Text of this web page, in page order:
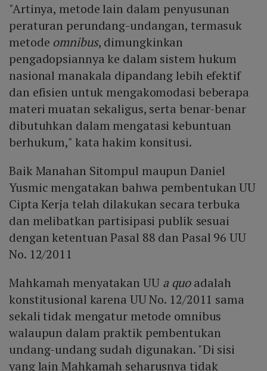
"Artinya, metode lain dalam penyusunan
peraturan perundang-undangan, termasuk
metode omnibus, dimungkinkan
pengadopsiannya ke dalam sistem hukum
nasional manakala dipandang lebih efektif
dan efisien untuk mengakomodasi beberapa
materi muatan sekaligus, serta benar-benar
dibutuhkan dalam mengatasi kebuntuan
berhukum," kata hakim konsitusi.
Baik Manahan Sitompul maupun Daniel
Yusmic mengatakan bahwa pembentukan UU
Cipta Kerja telah dilakukan secara terbuka
dan melibatkan partisipasi publik sesuai
dengan ketentuan Pasal 88 dan Pasal 96 UU
No. 12/2011
Mahkamah menyatakan UU a quoadalah
konstitusional karena UU No. 12/2011 sama
sekali tidak mengatur metode omnibus
walaupun dalam praktik pembentukan
undang-undang sudah digunakan. "Di sisi
yang lain Mahkamah seharusnya tidak